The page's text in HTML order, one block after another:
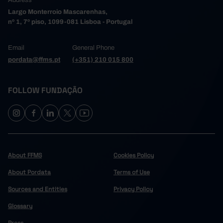
Largo Monterroio Mascarenhas,
nº 1, 7º piso, 1099-081 Lisboa - Portugal
Email
pordata@ffms.pt
General Phone
(+351) 210 015 800
FOLLOW FUNDAÇÃO
About FFMS
About Pordata
Sources and Entities
Glossary
Cookies Policy
Terms of Use
Privacy Policy